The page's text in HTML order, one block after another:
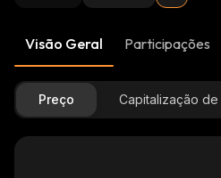
Visão Geral Participações
Preço Capitalização